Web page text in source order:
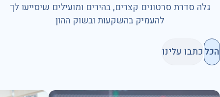
גלה סדרת סרטונים קצרים, בהירים ומועילים שיסייעו לך
להעמיק בהשקעות ובשוק ההון
הכלכתבו עלינו